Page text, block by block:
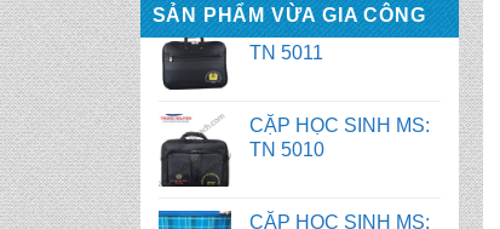
SẢN PHẨM VỪA GIA CÔNG
TN 5010
TN 5009
TN 5008